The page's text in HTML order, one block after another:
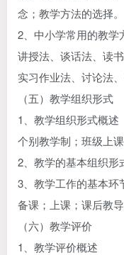
念；教学方法的选择。
2、中小学常用的教学
讲授法、谈话法、读
实习作业法、讨论法
（五）教学组织形式
1、教学组织形式概述
个别教学制；班级上
2、教学的基本组织形
3、教学工作的基本环
备课；上课；课后教
（六）教学评价
1、教学评价概述